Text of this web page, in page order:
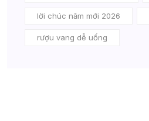
lời chúc năm mới 2026
rượu vang dễ uống